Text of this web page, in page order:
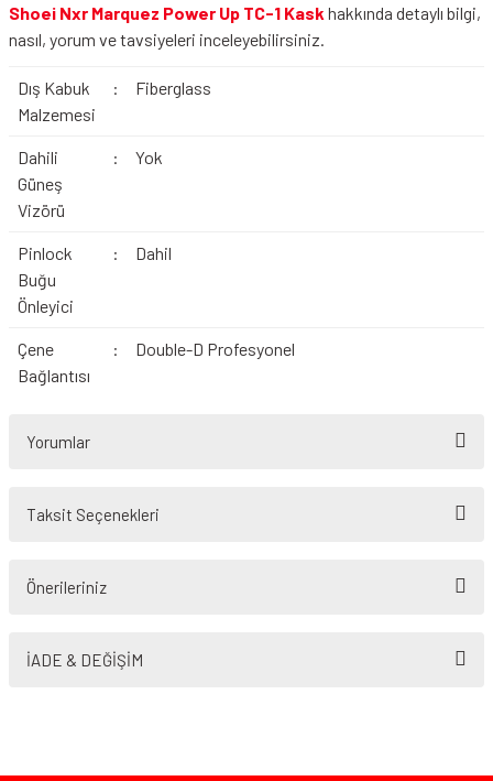
Shoei Nxr Marquez Power Up TC-1 Kask hakkında detaylı bilgi,
nasıl, yorum ve tavsiyeleri inceleyebilirsiniz.
Dış Kabuk
Malzemesi
: Fiberglass
Dahili
Güneş
Vizörü
: Yok
Pinlock
Buğu
Önleyici
: Dahil
Çene
Bağlantısı
: Double-D Profesyonel
Yorumlar
Taksit Seçenekleri
Önerileriniz
yetersiz gördüğünüz noktaları öneri formunu kullanarak tarafımıza
İADE & DEĞİŞİM